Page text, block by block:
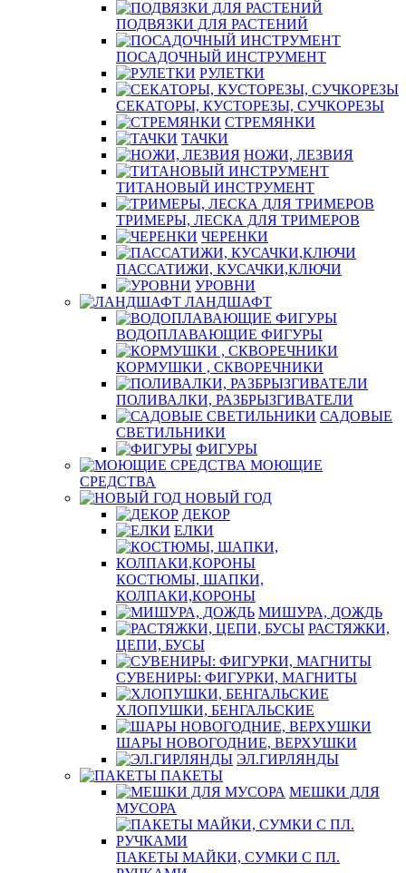
ПОДВЯЗКИ ДЛЯ РАСТЕНИЙ
ПОСАДОЧНЫЙ ИНСТРУМЕНТ
РУЛЕТКИ
СЕКАТОРЫ, КУСТОРЕЗЫ, СУЧКОРЕЗЫ
СТРЕМЯНКИ
ТАЧКИ
НОЖИ, ЛЕЗВИЯ
ТИТАНОВЫЙ ИНСТРУМЕНТ
ТРИМЕРЫ, ЛЕСКА ДЛЯ ТРИМЕРОВ
ЧЕРЕНКИ
ПАССАТИЖИ, КУСАЧКИ,КЛЮЧИ
УРОВНИ
ЛАНДШАФТ
ВОДОПЛАВАЮЩИЕ ФИГУРЫ
КОРМУШКИ , СКВОРЕЧНИКИ
ПОЛИВАЛКИ, РАЗБРЫЗГИВАТЕЛИ
САДОВЫЕ
СВЕТИЛЬНИКИ
ФИГУРЫ
МОЮЩИЕ
СРЕДСТВА
НОВЫЙ ГОД
ДЕКОР
ЕЛКИ
КОСТЮМЫ, ШАПКИ,
КОЛПАКИ,КОРОНЫ
МИШУРА, ДОЖДЬ
РАСТЯЖКИ,
ЦЕПИ, БУСЫ
СУВЕНИРЫ: ФИГУРКИ, МАГНИТЫ
ХЛОПУШКИ, БЕНГАЛЬСКИЕ
ШАРЫ НОВОГОДНИЕ, ВЕРХУШКИ
ЭЛ.ГИРЛЯНДЫ
ПАКЕТЫ
МЕШКИ ДЛЯ
МУСОРА
ПАКЕТЫ МАЙКИ, СУМКИ С ПЛ.